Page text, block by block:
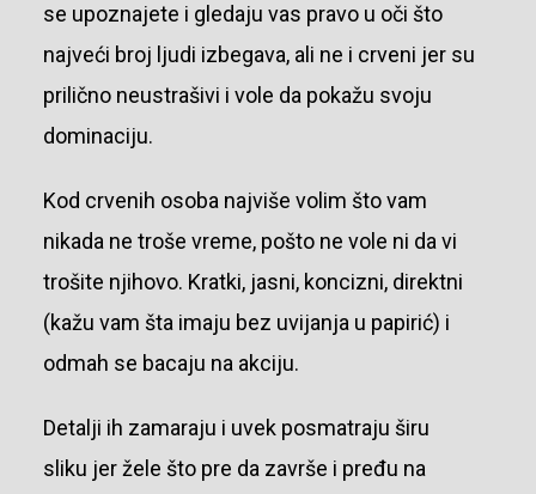
se upoznajete i gledaju vas pravo u oči što
najveći broj ljudi izbegava, ali ne i crveni jer su
prilično neustrašivi i vole da pokažu svoju
dominaciju.
Kod crvenih osoba najviše volim što vam
nikada ne troše vreme, pošto ne vole ni da vi
trošite njihovo. Kratki, jasni, koncizni, direktni
(kažu vam šta imaju bez uvijanja u papirić) i
odmah se bacaju na akciju.
Detalji ih zamaraju i uvek posmatraju širu
sliku jer žele što pre da završe i pređu na